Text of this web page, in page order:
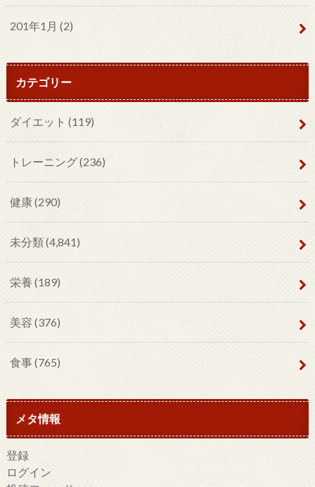
201年1月 (2)
カテゴリー
ダイエット (119)
トレーニング(236)
健康(290)
未分類(4,841)
栄養 (189)
美容 (376)
食事(765)
メタ情報
登録
ログイン